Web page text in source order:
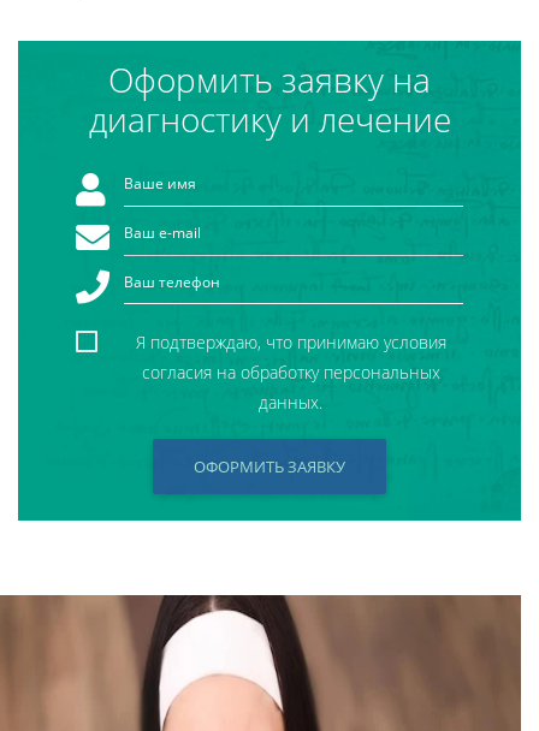
Оформить заявку на
диагностику и лечение
Я подтверждаю, что принимаю условия
согласия на обработку персональных
данных.
ОФОРМИТЬ ЗАЯВКУ